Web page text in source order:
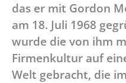
das er mit Gordon
am 18. Juli 1968
wurde die von ihm
Firmenkultur auf
Welt gebracht, die